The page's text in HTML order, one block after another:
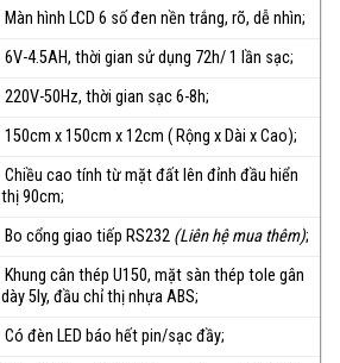
Màn hình LCD 6 số đen nền trắng, rõ, dễ nhìn;
6V-4.5AH, thời gian sử dụng 72h/ 1 lần sạc;
220V-50Hz, thời gian sạc 6-8h;
150cm x 150cm x 12cm ( Rộng x Dài x Cao);
Chiều cao tính từ mặt đất lên đỉnh đầu hiển
thị 90cm;
Bo cổng giao tiếp RS232 (Liên hệ mua thêm);
Khung cân thép U150, mặt sàn thép tole gân
dày 5ly, đầu chỉ thị nhựa ABS;
Có đèn LED báo hết pin/sạc đầy;